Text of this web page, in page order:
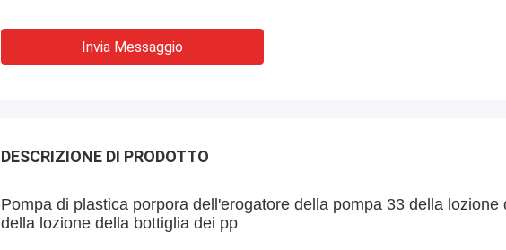
Invia Messaggio
DESCRIZIONE DI PRODOTTO
Pompa di plastica porpora dell'erogatore della pompa 33 della
della lozione della bottiglia dei pp